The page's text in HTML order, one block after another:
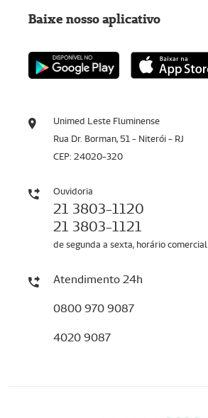
Unimed Leste Fluminense
Rua Dr. Borman, 51 - Niterói - RJ
CEP: 24020-320
Ouvidoria
21 3803-1120
21 3803-1121
de segunda a sexta, horário comercial
Atendimento 24h
0800 970 9087
4020 9087
Baixe nosso aplicativo